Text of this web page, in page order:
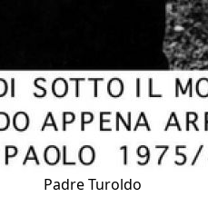
Padre Turoldo